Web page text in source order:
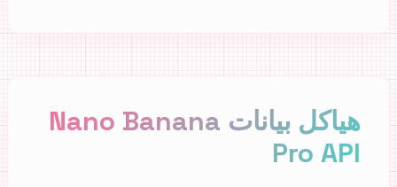
هياكل بيانات Nano Banana
Pro API